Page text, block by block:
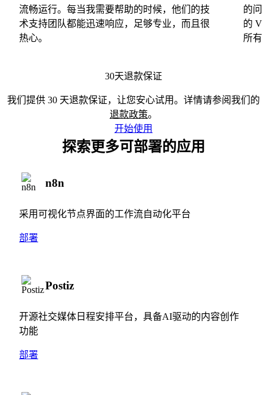
流畅运行。每当我需要帮助的时候，他们的技
术支持团队都能迅速响应，足够专业，而且很
热心。
的问
的
所有
30天退款保证
我们提供 30 天退款保证，让您安心试用。详情请参阅我们的
退款政策。
开始使用
探索更多可部署的应用
n8n
采用可视化节点界面的工作流自动化平台
部署
Postiz
开源社交媒体日程安排平台，具备AI驱动的内容创作
功能
部署